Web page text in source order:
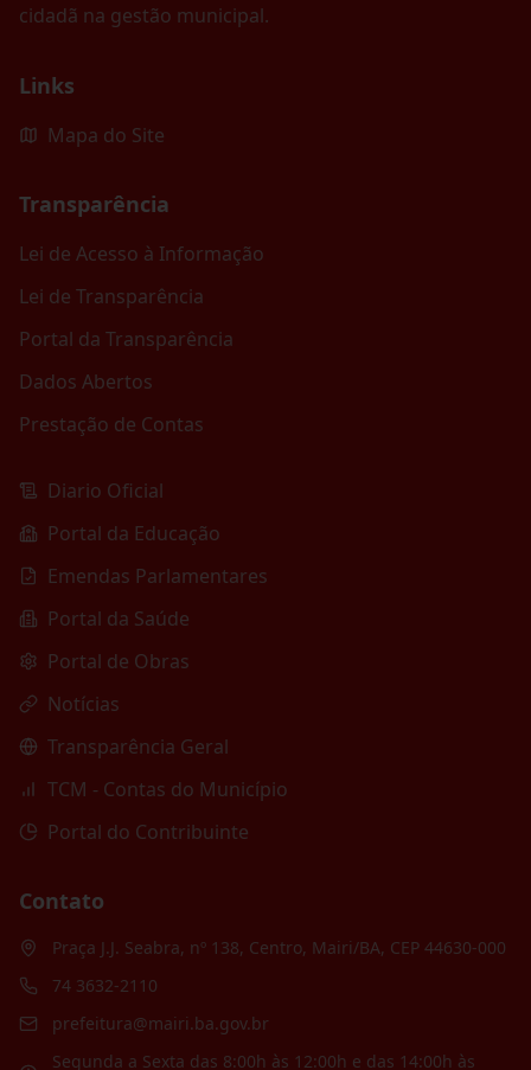
cidadã na gestão municipal.
Links
Mapa do Site
Transparência
Lei de Acesso à Informação
Lei de Transparência
Portal da Transparência
Dados Abertos
Prestação de Contas
Diario Oficial
Portal da Educação
Emendas Parlamentares
Portal da Saúde
Portal de Obras
Notícias
Transparência Geral
TCM - Contas do Município
Portal do Contribuinte
Contato
Praça J.J. Seabra, nº 138, Centro, Mairi/BA, CEP 44630-000
74 3632-2110
prefeitura@mairi.ba.gov.br
Segunda a Sexta das 8:00h às 12:00h e das 14:00h às